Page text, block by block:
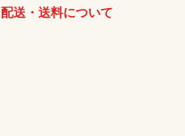
配送・送料について